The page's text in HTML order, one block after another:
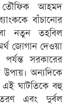
তৌফিক আহমদ
বাঁচানোর
নতুন তহবিল
জোগান দেওয়া
সরকারের
উপায়। অন্যদিকে
এই ঘাটতিকে বহু
এবং দুর্বল